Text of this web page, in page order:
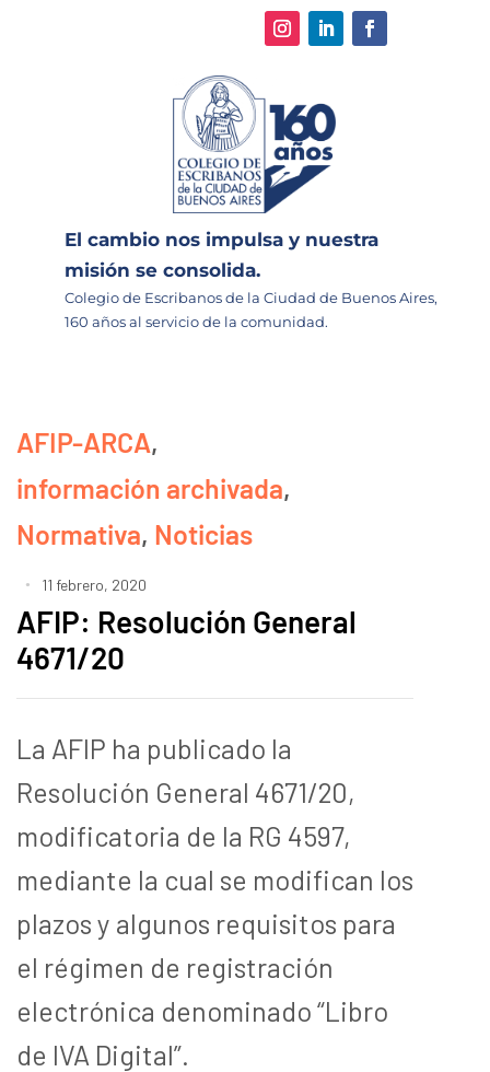
El cambio nos impulsa y nuestra
misión se consolida.
Colegio de Escribanos de la Ciudad de Buenos Aires,
160 años al servicio de la comunidad.
AFIP-ARCA,
información archivada,
Normativa, Noticias
11 febrero, 2020
AFIP: Resolución General
4671/20
La AFIP ha publicado la
Resolución General 4671/20,
modificatoria de la RG 4597,
mediante la cual se modifican los
plazos y algunos requisitos para
el régimen de registración
electrónica denominado “Libro
de IVA Digital”.